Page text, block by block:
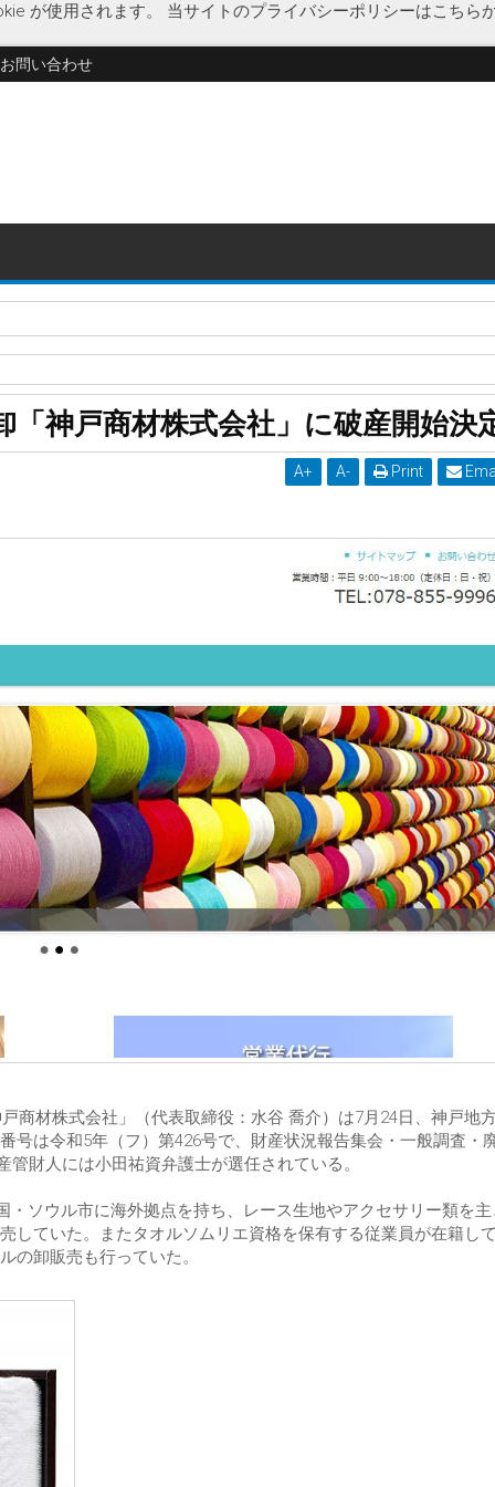
が使用されます。 当サイトのプライバシーポリシーはこちら
お問い合わせ
破産開始決定
兵庫県
決定神戸商材株式会社」に破産開始決
A+ A- Print
商材株式会社」（代表取締役：水谷 喬介）は7月24日、神戸地
号は令和5年（フ）第426号で、財産状況報告集会・一般調査・
財人には小田祐資弁護士が選任されている。
ソウル市に海外拠点を持ち、レース生地やアクセサリー類を
していた。またタオルソムリエ資格を保有する従業員が在籍し
の卸販売も行っていた。